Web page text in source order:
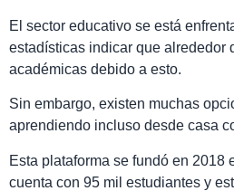
El sector educativo se está
estadísticas indicar que alrededor
académicas debido a esto.
Sin embargo, existen muchas
aprendiendo incluso desde casa
Esta plataforma se fundó en 2018
cuenta con 95 mil estudiantes y